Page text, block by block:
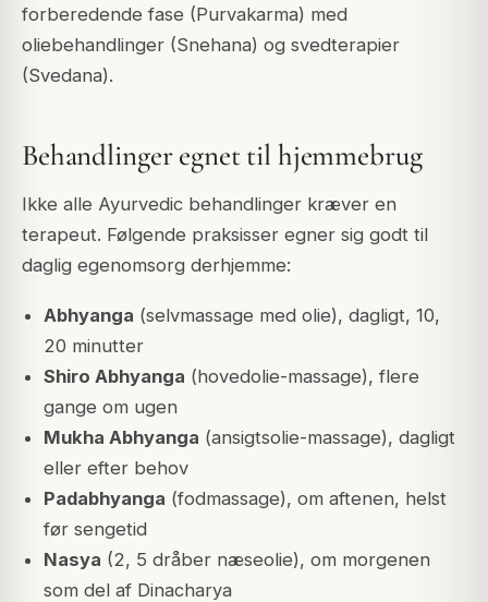
forberedende fase (Purvakarma) med
oliebehandlinger (Snehana) og svedterapier
(Svedana).
Behandlinger egnet til hjemmebrug
Ikke alle Ayurvedic behandlinger kræver en
terapeut. Følgende praksisser egner sig godt til
daglig egenomsorg derhjemme:
Abhyanga (selvmassage med olie), dagligt, 10,
20 minutter
Shiro Abhyanga (hovedolie-massage), flere
gange om ugen
Mukha Abhyanga (ansigtsolie-massage), dagligt
eller efter behov
Padabhyanga (fodmassage), om aftenen, helst
før sengetid
Nasya (2, 5 dråber næseolie), om morgenen
som del af Dinacharya